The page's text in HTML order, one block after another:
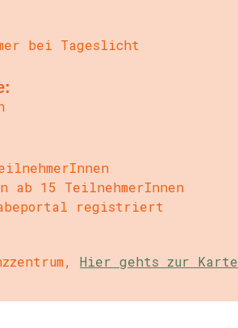
bei Tageslicht
ab 15 TeilnehmerInnen
registriert
Hier gehts zur Karte